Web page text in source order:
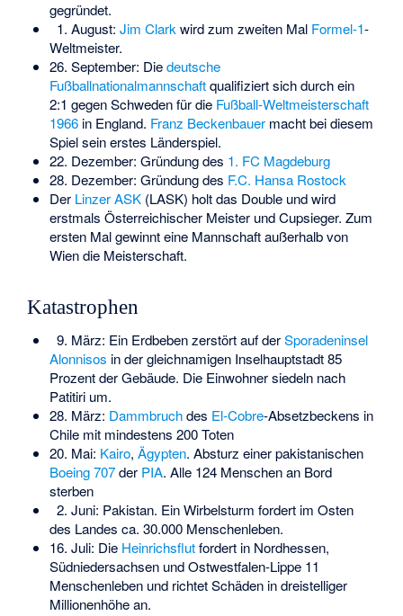
gegründet.
1. August: Jim Clark wird zum zweiten Mal Formel-1-
Weltmeister.
26. September: Diedeutsche
Fußballnationalmannschaftqualifiziert sich durch ein
2:1 gegen Schweden für die Fußball-Weltmeisterschaft
1966in England. Franz Beckenbauermacht bei diesem
Spiel sein erstes Länderspiel.
22. Dezember: Gründung des 1. FC Magdeburg
28. Dezember: Gründung des F.C. Hansa Rostock
Der Linzer ASK(LASK) holt das Double und wird
erstmals Österreichischer Meister und Cupsieger. Zum
ersten Mal gewinnt eine Mannschaft außerhalb von
Wien die Meisterschaft.
Katastrophen
9. März: Ein Erdbeben zerstört auf derSporadeninsel
Alonnisos in der gleichnamigen Inselhauptstadt 85
Prozent der Gebäude. Die Einwohner siedeln nach
Patitirium.
28. März: Dammbruchdes El-Cobre-Absetzbeckens in
Chile mit mindestens 200 Toten
20. Mai: Kairo, Ägypten. Absturz einer pakistanischen
Boeing 707der PIA. Alle 124 Menschen an Bord
sterben
2. Juni: Pakistan. Ein Wirbelsturm fordert im Osten
des Landes ca. 30.000 Menschenleben.
16. Juli: Die Heinrichsflutfordert in Nordhessen,
Südniedersachsen und Ostwestfalen-Lippe 11
Menschenleben und richtet Schäden in dreistelliger
Millionenhöhe an.